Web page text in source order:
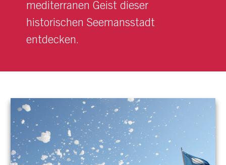
mediterranen Geist dieser
historischen Seemansstadt
entdecken.